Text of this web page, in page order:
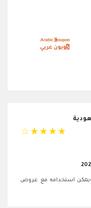
☆ ☆ ☆ ☆ ☆
استخدامه مع عروض